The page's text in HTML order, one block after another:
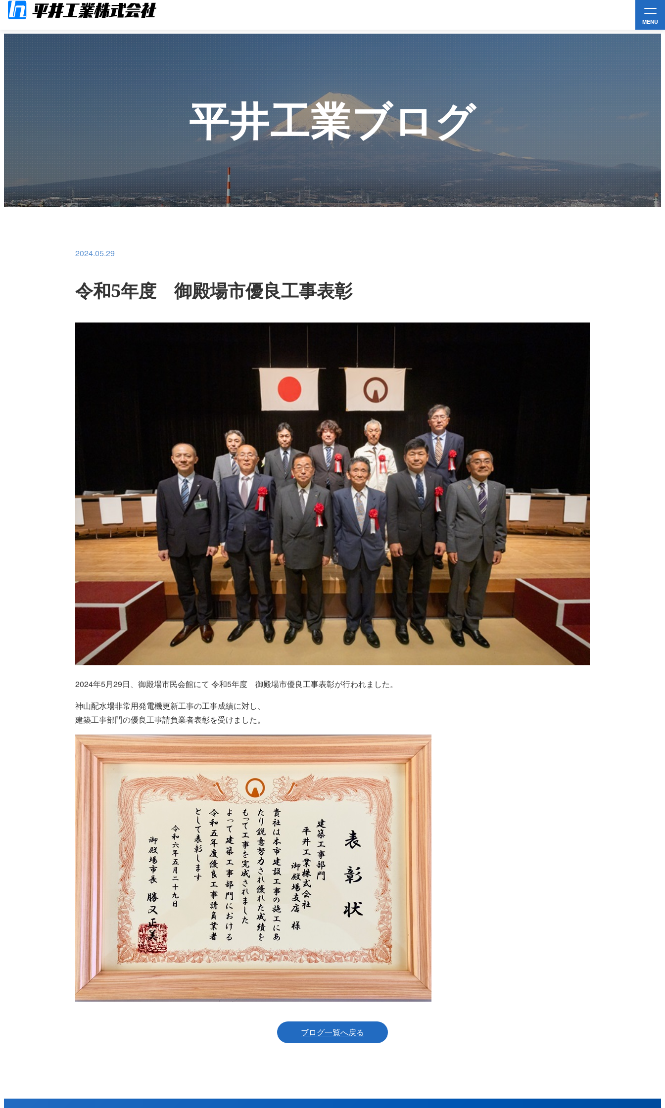
MENU
平井工業ブログ
2024.05.29
令和5年度 御殿場市優良工事表彰
2024年5月29日、御殿場市民会館にて 令和5年度 御殿場市優良工事表彰が行われました。
神山配水場非常用発電機更新工事の工事成績に対し、
建築工事部門の優良工事請負業者表彰を受けました。
ブログ一覧へ戻る